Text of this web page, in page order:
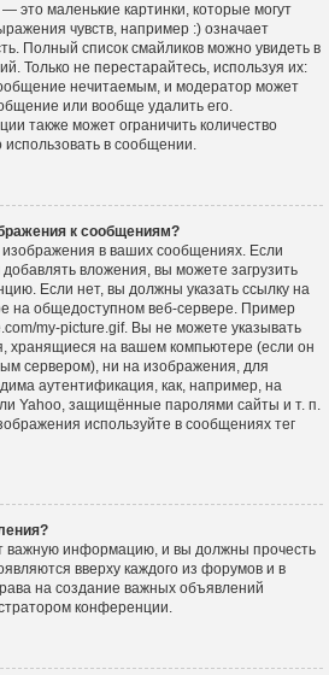
это маленькие картинки, которые могут
чувств, например :) означает
Полный список смайликов можно увидеть в
Только не перестарайтесь, используя их:
нечитаемым, и модератор может
или вообще удалить его.
также может ограничить количество
в сообщении.
к сообщениям?
в ваших сообщениях. Если
вложения, вы можете загрузить
Если нет, вы должны указать ссылку на
на общедоступном веб-сервере. Пример
my-picture.gif. Вы не можете указывать
хранящиеся на вашем компьютере (если он
сервером), ни на изображения, для
аутентификация, как, например, на
Yahoo, защищённые паролями сайты и т. п.
используйте в сообщениях тег
важную информацию, и вы должны прочесть
вверху каждого из форумов и в
на создание важных объявлений
конференции.